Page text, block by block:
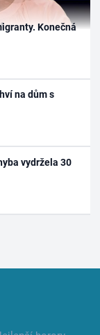
Konečná
na dům s
vydržela 30